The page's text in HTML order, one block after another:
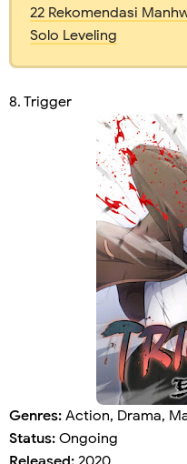
22 Rekomendasi
Solo Leveling
8. Trigger
Genres: Action, Drama,
Status: Ongoing